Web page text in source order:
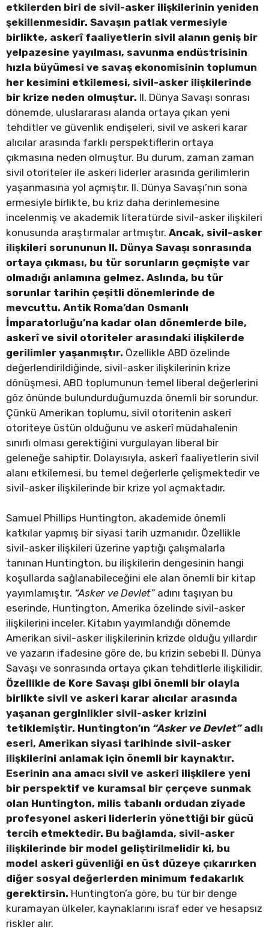
etkilerden biri de sivil-asker ilişkilerinin yeniden
şekillenmesidir. Savaşın patlak vermesiyle
birlikte, askerî faaliyetlerin sivil alanın geniş bir
yelpazesine yayılması, savunma endüstrisinin
hızla büyümesi ve savaş ekonomisinin toplumun
her kesimini etkilemesi, sivil-asker ilişkilerinde
bir krize neden olmuştur. II. Dünya Savaşı sonrası
dönemde, uluslararası alanda ortaya çıkan yeni
tehditler ve güvenlik endişeleri, sivil ve askeri karar
alıcılar arasında farklı perspektiflerin ortaya
çıkmasına neden olmuştur. Bu durum, zaman zaman
sivil otoriteler ile askeri liderler arasında gerilimlerin
yaşanmasına yol açmıştır. II. Dünya Savaşı’nın sona
ermesiyle birlikte, bu kriz daha derinlemesine
incelenmiş ve akademik literatürde sivil-asker ilişkileri
konusunda araştırmalar artmıştır. Ancak, sivil-asker
ilişkileri sorununun II. Dünya Savaşı sonrasında
ortaya çıkması, bu tür sorunların geçmişte var
olmadığı anlamına gelmez. Aslında, bu tür
sorunlar tarihin çeşitli dönemlerinde de
mevcuttu. Antik Roma’dan Osmanlı
İmparatorluğu’na kadar olan dönemlerde bile,
askerî ve sivil otoriteler arasındaki ilişkilerde
gerilimler yaşanmıştır. Özellikle ABD özelinde
değerlendirildiğinde, sivil-asker ilişkilerinin krize
dönüşmesi, ABD toplumunun temel liberal değerlerini
göz önünde bulundurduğumuzda önemli bir sorundur.
Çünkü Amerikan toplumu, sivil otoritenin askerî
otoriteye üstün olduğunu ve askerî müdahalenin
sınırlı olması gerektiğini vurgulayan liberal bir
geleneğe sahiptir. Dolayısıyla, askerî faaliyetlerin sivil
alanı etkilemesi, bu temel değerlerle çelişmektedir ve
sivil-asker ilişkilerinde bir krize yol açmaktadır.
Samuel Phillips Huntington, akademide önemli
katkılar yapmış bir siyasi tarih uzmanıdır. Özellikle
sivil-asker ilişkileri üzerine yaptığı çalışmalarla
tanınan Huntington, bu ilişkilerin dengesinin hangi
koşullarda sağlanabileceğini ele alan önemli bir kitap
yayımlamıştır. “Asker ve Devlet”adını taşıyan bu
eserinde, Huntington, Amerika özelinde sivil-asker
ilişkilerini inceler. Kitabın yayımlandığı dönemde
Amerikan sivil-asker ilişkilerinin krizde olduğu yıllardır
ve yazarın ifadesine göre de, bu krizin sebebi II. Dünya
Savaşı ve sonrasında ortaya çıkan tehditlerle ilişkilidir.
Özellikle de Kore Savaşı gibi önemli bir olayla
birlikte sivil ve askeri karar alıcılar arasında
yaşanan gerginlikler sivil-asker krizini
tetiklemiştir. Huntington’ın “Asker ve Devlet”adlı
eseri, Amerikan siyasi tarihinde sivil-asker
ilişkilerini anlamak için önemli bir kaynaktır.
Eserinin ana amacı sivil ve askeri ilişkilere yeni
bir perspektif ve kuramsal bir çerçeve sunmak
olan Huntington, milis tabanlı ordudan ziyade
profesyonel askeri liderlerin yönettiği bir gücü
tercih etmektedir. Bu bağlamda, sivil-asker
ilişkilerinde bir model geliştirilmelidir ki, bu
model askeri güvenliği en üst düzeye çıkarırken
diğer sosyal değerlerden minimum fedakarlık
gerektirsin. Huntington’a göre, bu tür bir denge
kuramayan ülkeler, kaynaklarını israf eder ve hesapsız
riskler alır.